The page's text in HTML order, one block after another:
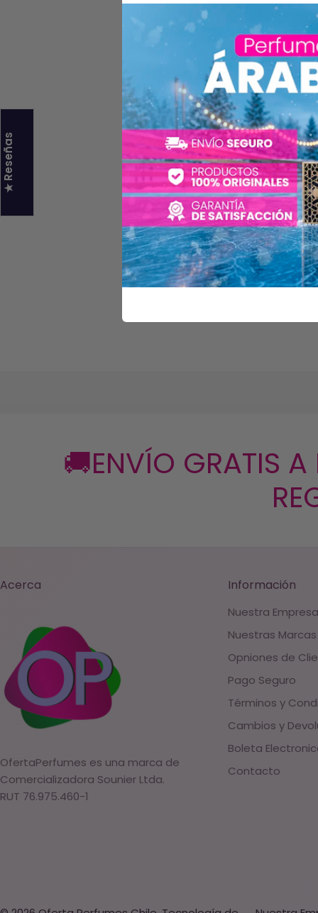
🚚ENVÍO GRATIS
Acerca
OfertaPerfumes es una marca de
Comercializadora Sounier Ltda.
RUT 76.975.460-1
Información
Nuestra Empresa
Nuestras Marcas
Opniones de
Pago Seguro
Términos y
Cambios y
Boleta
Contacto
de
★ Reseñas